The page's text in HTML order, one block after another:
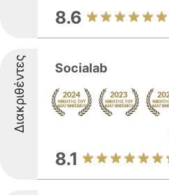
8.6
Διακριθέντες Socialab
8.1